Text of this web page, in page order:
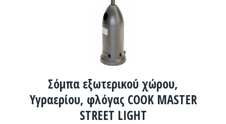
Σόμπα εξωτερικού χώρου,
Υγραερίου, φλόγας COOK MASTER
STREET LIGHT